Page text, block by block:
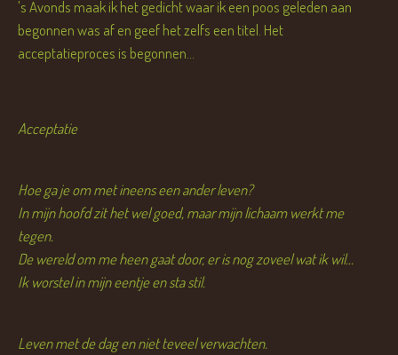
's Avonds maak ik het gedicht waar ik een poos geleden aan
begonnen was af en geef het zelfs een titel. Het
acceptatieproces is begonnen...
Acceptatie
Hoe ga je om met ineens een ander leven?
In mijn hoofd zit het wel goed, maar mijn lichaam werkt me
tegen.
De wereld om me heen gaat door, er is nog zoveel wat ik wil...
Ik worstel in mijn eentje en sta stil.
Leven met de dag en niet teveel verwachten.